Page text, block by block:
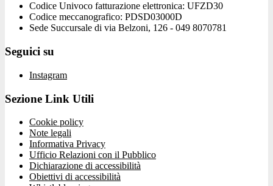
Codice Univoco fatturazione elettronica: UFZD30
Codice meccanografico: PDSD03000D
Sede Succursale di via Belzoni, 126 - 049 8070781
Seguici su
Instagram
Sezione Link Utili
Cookie policy
Note legali
Informativa Privacy
Ufficio Relazioni con il Pubblico
Dichiarazione di accessibilità
Obiettivi di accessibilità